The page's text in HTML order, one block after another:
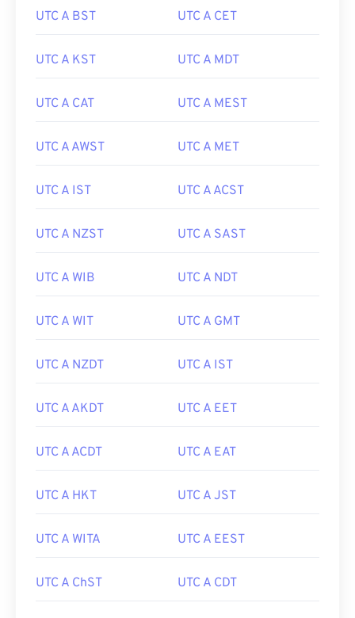
UTC A BST UTC A CET
UTC A KST UTC A MDT
UTC A CAT UTC A MEST
UTC A AWST UTC A MET
UTC A IST UTC A ACST
UTC A NZST UTC A SAST
UTC A WIB UTC A NDT
UTC A WIT UTC A GMT
UTC A NZDT UTC A IST
UTC A AKDT UTC A EET
UTC A ACDT UTC A EAT
UTC A HKT UTC A JST
UTC A WITA UTC A EEST
UTC A ChST UTC A CDT